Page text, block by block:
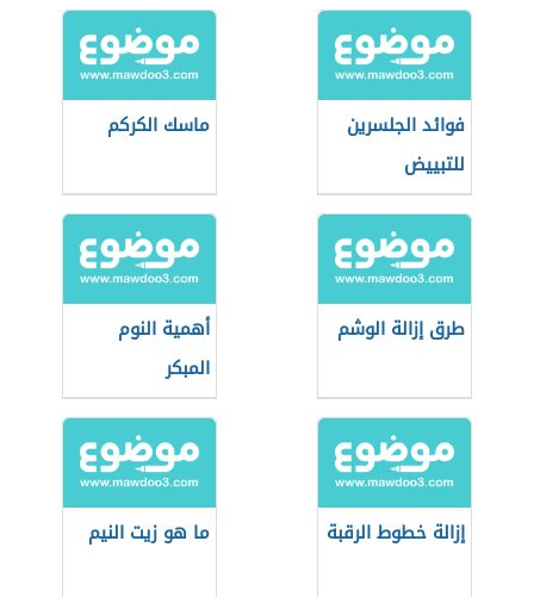
فوائد الجلسرين
للتبييض
ماسك الكركم
طرق إزالة الوشم
أهمية النوم
المبكر
إزالة خطوط الرقبة ما هو زيت النيم